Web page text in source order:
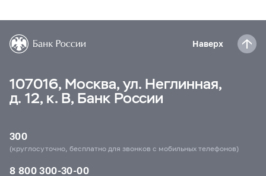
Наверх
107016, Москва, ул. Неглинная,
д. 12, к. В, Банк России
300
(круглосуточно, бесплатно для звонков с мобильных телефонов)
8 800 300-30-00